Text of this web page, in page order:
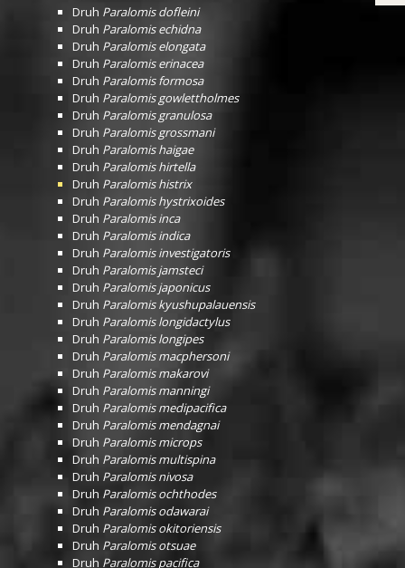
Druh Paralomis dofleini
Druh Paralomis echidna
Druh Paralomis elongata
Druh Paralomis erinacea
Druh Paralomis formosa
Druh Paralomis gowlettholmes
Druh Paralomis granulosa
Druh Paralomis grossmani
Druh Paralomis haigae
Druh Paralomis hirtella
Druh Paralomis histrix
Druh Paralomis hystrixoides
Druh Paralomis inca
Druh Paralomis indica
Druh Paralomis investigatoris
Druh Paralomis jamsteci
Druh Paralomis japonicus
Druh Paralomis kyushupalauensis
Druh Paralomis longidactylus
Druh Paralomis longipes
Druh Paralomis macphersoni
Druh Paralomis makarovi
Druh Paralomis manningi
Druh Paralomis medipacifica
Druh Paralomis mendagnai
Druh Paralomis microps
Druh Paralomis multispina
Druh Paralomis nivosa
Druh Paralomis ochthodes
Druh Paralomis odawarai
Druh Paralomis okitoriensis
Druh Paralomis otsuae
Druh Paralomis pacifica